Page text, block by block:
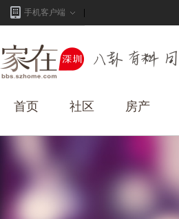
手机客户端
首页 社区 房产